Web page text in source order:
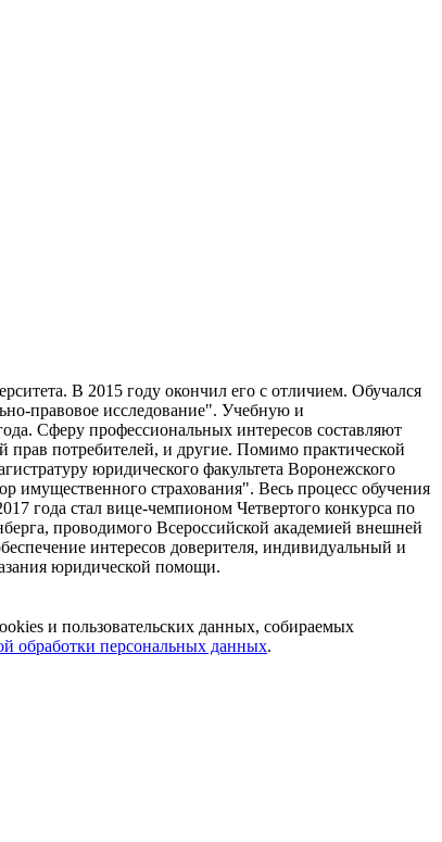
В 2015 году окончил его с отличием. Обучался
правовое исследование". Учебную и
Сферу профессиональных интересов составляют
прав потребителей, и другие. Помимо практической
юридического факультета Воронежского
имущественного страхования". Весь процесс обучения
года стал вице-чемпионом Четвертого конкурса по
проводимого Всероссийской академией внешней
интересов доверителя, индивидуальный и
юридической помощи.
и пользовательских данных, собираемых
обработки персональных данных.